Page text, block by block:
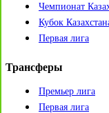
Чемпионат
Кубок
Первая лига
Трансферы
Премьер лига
Первая лига